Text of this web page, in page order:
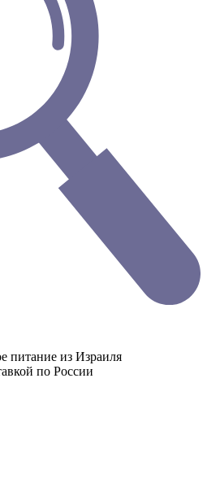
питание из Израиля
по России